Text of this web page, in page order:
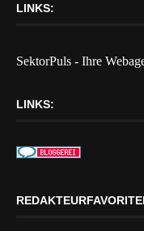
LINKS:
SektorPuls - Ihre
LINKS: